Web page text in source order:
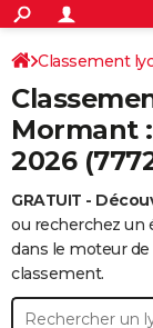
ACTUALITÉS
Politique
Société
Faits Divers
Education
Monde
Villes
+
SPORT
Coupe du monde
Football
Tennis
Cyclisme
Rugby
Forum
Programme TV
TNT
Streaming
Cinéma
Sorties cinéma
Musique
+
FINANCE
Retraite
Impôts
Epargne
Immobilier
Risques naturels
Banque
Assurance
Crédit
AUTO
Essais
Réserver un essai
Citadines
Berlines
SUV
Forum auto
+
HIGH-TECH
BRICOLAGE
Classement
Mormant
2026
GRATUIT -
ou recherchez un
dans le moteur
classement.